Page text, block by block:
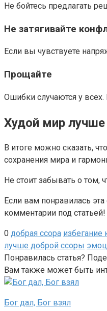
Не бойтесь предлагать
Не затягивайте
Если вы чувствуете
Прощайте
Ошибки случаются у всех.
Худой мир
В итоге можно сказать,
сохранения мира и
Не стоит забывать о
Если вам понравилась
комментарии под статьей!
0 добрая ссора избегание
лучше доброй ссоры
Понравилась статья?
Вам также может быть
Бог дал, Бог взял